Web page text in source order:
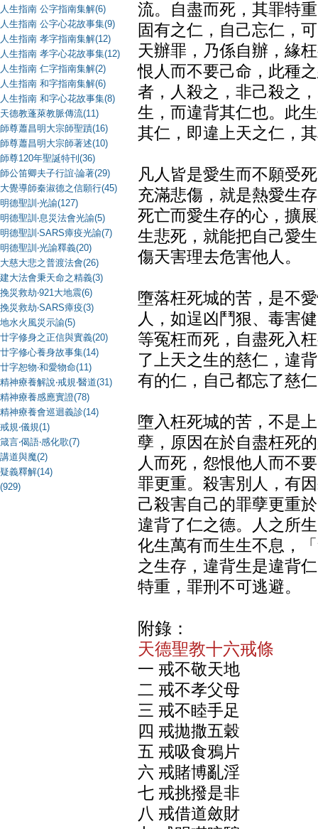
人生指南 公字指南集解(6)
人生指南 公字心花故事集(9)
人生指南 孝字指南集解(12)
人生指南 孝字心花故事集(12)
人生指南 仁字指南集解(2)
人生指南 和字指南集解(6)
人生指南 和字心花故事集(8)
天德教蓬萊教脈傳流(11)
師尊蕭昌明大宗師聖蹟(16)
師尊蕭昌明大宗師著述(10)
師尊120年聖誕特刊(36)
師公笛卿夫子行誼‧論著(29)
大覺導師秦淑德之信願行(45)
明德聖訓‧光諭(127)
明德聖訓‧息災法會光諭(5)
明德聖訓‧SARS瘴疫光諭(7)
明德聖訓‧光諭釋義(20)
大慈大悲之普渡法會(26)
建大法會秉天命之精義(3)
挽災救劫‧921大地震(6)
挽災救劫‧SARS瘴疫(3)
地水火風災示諭(5)
廿字修身之正信與實義(20)
廿字修心養身故事集(14)
廿字恕物‧和愛物命(11)
精神療養解說‧戒規‧醫道(31)
精神療養感應實證(78)
精神療養會巡迴義診(14)
戒規‧儀規(1)
箴言‧偈語‧感化歌(7)
講道與魔(2)
疑義釋解(14)
(929)
流。自盡而死，其罪特
固有之仁，自己忘仁，
天辦罪，乃係自辦，緣
恨人而不要己命，此種
者，人殺之，非己殺之
生，而違背其仁也。此
其仁，即違上天之仁，
凡人皆是愛生而不願受
充滿悲傷，就是熱愛生
死亡而愛生存的心，擴
生悲死，就能把自己愛
傷天害理去危害他人。
墮落枉死城的苦，是不
人，如逞凶鬥狠、毒害
等冤枉而死，自盡死入
了上天之生的慈仁，違
有的仁，自己都忘了慈
墮入枉死城的苦，不是
孽，原因在於自盡枉死
人而死，怨恨他人而不
罪更重。殺害別人，有
己殺害自己的罪孽更重
違背了仁之德。人之所
化生萬有而生生不息，
之生存，違背生是違背
特重，罪刑不可逃避。
附錄：
天德聖教十六戒條
一 戒不敬天地
二 戒不孝父母
三 戒不睦手足
四 戒拋撒五穀
五 戒吸食鴉片
六 戒賭博亂淫
七 戒挑撥是非
八 戒借道斂財